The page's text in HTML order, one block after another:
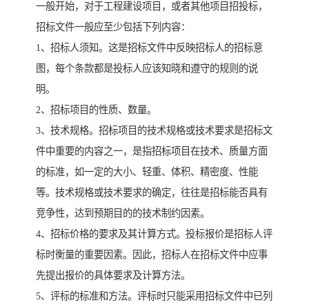
一般开始，对于工程建设项目，或者其他项目招投标，
招标文件一般应至少包括下列内容：
1、招标人须知。这是招标文件中反映招标人的招标意
图，每个条款都是投标人应该知晓和遵守的规则的说
明。
2、招标项目的性质、数量。
3、技术规格。招标项目的技术规格或技术要求是招标文
件中重要的内容之一，是指招标项目在技术、质量方面
的标准，如一定的大小、轻重、体积、精密度、性能
等。技术规格或技术要求的确定，往往是招标能否具有
竞争性，达到预期目的的技术制约因素。
4、招标价格的要求及其计算方式。投标报价是招标人评
标时衡量的重要因素。因此，招标人在招标文件中应事
先提出报价的具体要求及计算方法。
5、评标的标准和方法。评标时只能采用招标文件中已列